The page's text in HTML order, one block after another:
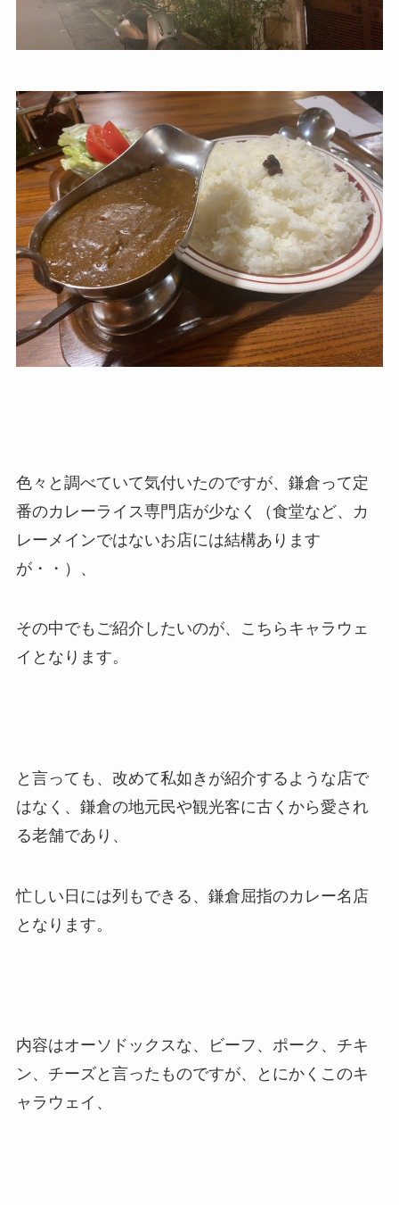
色々と調べていて気付いたのですが、鎌倉って定
番のカレーライス専門店が少なく（食堂など、カ
レーメインではないお店には結構あります
が・・）、
その中でもご紹介したいのが、こちらキャラウェ
イとなります。
と言っても、改めて私如きが紹介するような店で
はなく、鎌倉の地元民や観光客に古くから愛され
る老舗であり、
忙しい日には列もできる、鎌倉屈指のカレー名店
となります。
内容はオーソドックスな、ビーフ、ポーク、チキ
ン、チーズと言ったものですが、とにかくこのキ
ャラウェイ、